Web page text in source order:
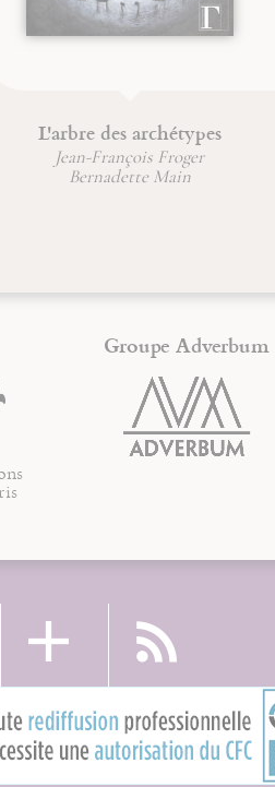
L'arbre des archétypes
Jean-François Froger
Bernadette Main
Groupe Adverbum